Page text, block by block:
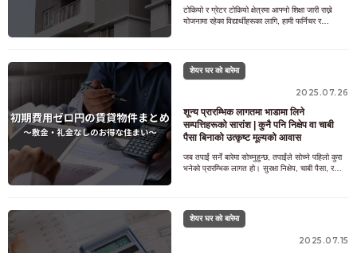
टोकियो र ग्रेटर टोकियो क्षेत्रमा आफ्नो शिक्षा जारी राख्ने
योजनामा रहेका विद्यार्थीहरूका लागि, हामी फर्निचर र
शेयर घर को बारेमा
2025.07.26
शून्य प्रारम्भिक लागतमा भाडामा लिने
सम्पत्तिहरूको सारांश | कुनै पनि निक्षेप वा चाबी
पैसा बिनाको उत्कृष्ट मूल्यको आवास
जब तपाईं सर्ने बारेमा सोच्नुहुन्छ, तपाईंले सोच्ने पहिलो कुरा
भनेको प्रारम्भिक लागत हो। सुरक्षा निक्षेप, चाबी पैसा, र
शेयर घर को बारेमा
2025.07.15